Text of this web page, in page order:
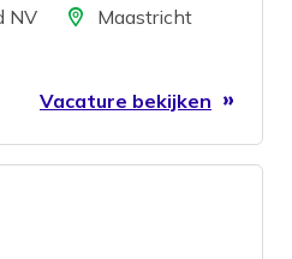
NVLocatieMaastricht
Vacature bekijken